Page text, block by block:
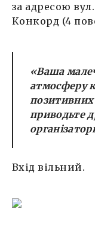
за адресою
Конкорд (4
«Ваша
атмосферу
позитивних
приводьте
Вхід вільний.